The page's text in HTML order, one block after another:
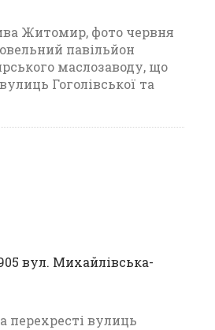
Житомир, фото червня
павільйон
маслозаводу, що
Гоголівської та
вул. Михайлівська-
вулиць